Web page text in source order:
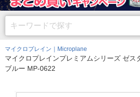
マイクロプレイン｜Microplane
マイクロプレインプレミアムシリーズ ゼス
ブルー MP-0622